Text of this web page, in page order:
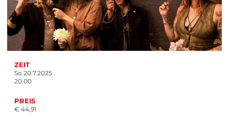
ZEIT
So 20.7.2025
20.00
PREIS
€ 44,91